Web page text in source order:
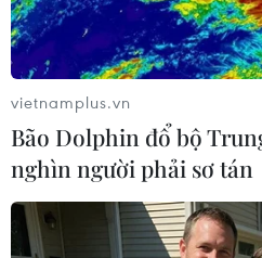
TIN LIÊN QUAN
vietnamplus.vn
Bão Dolphin đổ bộ
nghìn người phải sơ tán